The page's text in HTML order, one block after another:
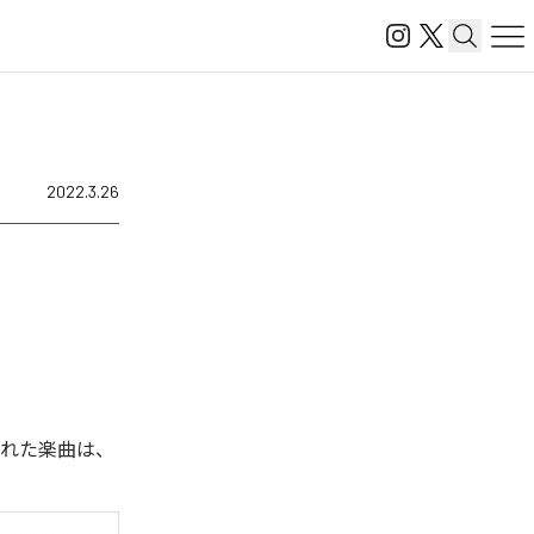
2022.3.26
た楽曲は、